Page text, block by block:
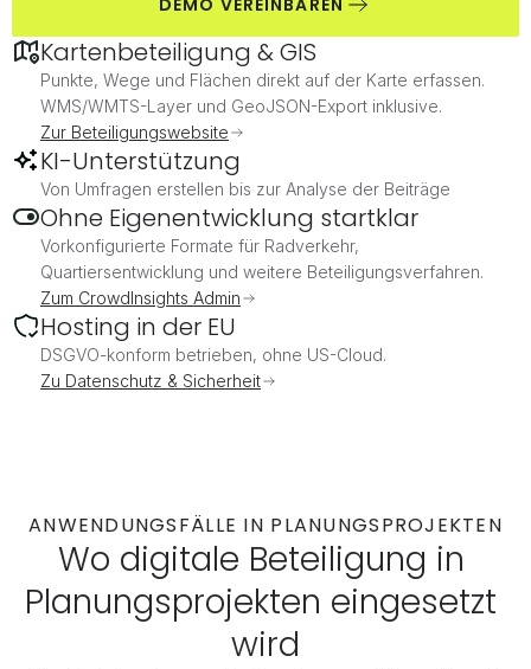
Kartenbeteiligung & GIS
Punkte, Wege und Flächen direkt auf der Karte erfassen.
WMS/WMTS-Layer und GeoJSON-Export inklusive.
Zur Beteiligungswebsite
KI-Unterstützung
Von Umfragen erstellen bis zur Analyse der Beiträge
Ohne Eigenentwicklung startklar
Vorkonfigurierte Formate für Radverkehr,
Quartiersentwicklung und weitere Beteiligungsverfahren.
Zum CrowdInsights Admin
Hosting in der EU
DSGVO-konform betrieben, ohne US-Cloud.
Zu Datenschutz & Sicherheit
ANWENDUNGSFÄLLE IN PLANUNGSPROJEKTEN
Wo digitale Beteiligung in
Planungsprojekten eingesetzt
wird